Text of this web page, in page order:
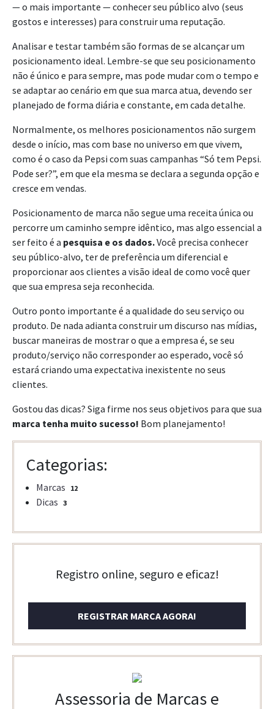
— o mais importante — conhecer seu público alvo (seus
gostos e interesses) para construir uma reputação.
Analisar e testar também são formas de se alcançar um
posicionamento ideal. Lembre-se que seu posicionamento
não é único e para sempre, mas pode mudar com o tempo e
se adaptar ao cenário em que sua marca atua, devendo ser
planejado de forma diária e constante, em cada detalhe.
Normalmente, os melhores posicionamentos não surgem
desde o início, mas com base no universo em que vivem,
como é o caso da Pepsi com suas campanhas “Só tem Pepsi.
Pode ser?”, em que ela mesma se declara a segunda opção e
cresce em vendas.
Posicionamento de marca não segue uma receita única ou
percorre um caminho sempre idêntico, mas algo essencial a
ser feito é a pesquisa e os dados.Você precisa conhecer
seu público-alvo, ter de preferência um diferencial e
proporcionar aos clientes a visão ideal de como você quer
que sua empresa seja reconhecida.
Outro ponto importante é a qualidade do seu serviço ou
produto. De nada adianta construir um discurso nas mídias,
buscar maneiras de mostrar o que a empresa é, se seu
produto/serviço não corresponder ao esperado, você só
estará criando uma expectativa inexistente no seus
clientes.
Gostou das dicas? Siga firme nos seus objetivos para que sua
marca tenha muito sucesso! Bom planejamento!
Categorias:
Marcas 12
Dicas 3
Registro online, seguro e eficaz!
REGISTRAR MARCA AGORA!
Assessoria de Marcas e